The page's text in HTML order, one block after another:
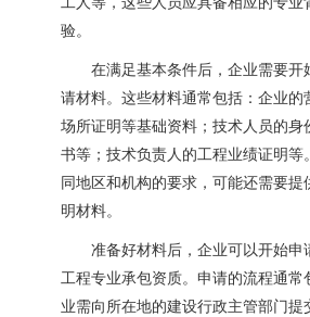
验。
在满足基本条件后，企业需要开
请材料。这些材料通常包括：企业的
场所证明等基础资料；技术人员的身
书等；技术负责人的工程业绩证明等
同地区和机构的要求，可能还需要提
明材料。
准备好材料后，企业可以开始申
工程专业承包资质。申请的流程通常
业需向所在地的建设行政主管部门提